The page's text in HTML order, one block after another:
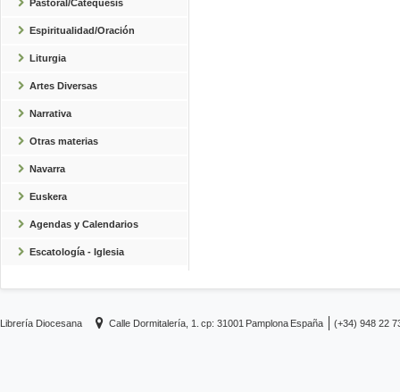
Pastoral/Catequesis
Espiritualidad/Oración
Liturgia
Artes Diversas
Narrativa
Otras materias
Navarra
Euskera
Agendas y Calendarios
Escatología - Iglesia
Librería Diocesana Calle Dormitalería, 1. cp: 31001 Pamplona España (+34) 948 22